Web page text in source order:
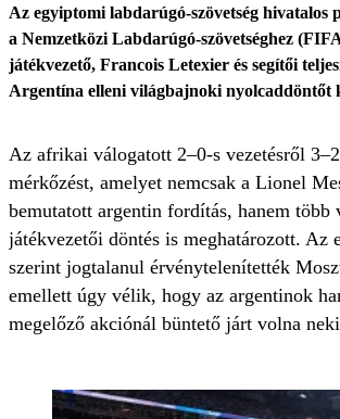
Az egyiptomi labdarúgó-szövetség hivatalos
a Nemzetközi Labdarúgó-szövetséghez
játékvezető, Francois Letexier és segítői
Argentína elleni világbajnoki nyolcaddöntőt
Az afrikai válogatott 2–0-s vezetésről
mérkőzést, amelyet nemcsak a Lionel
bemutatott argentin fordítás, hanem több
játékvezetői döntés is meghatározott. Az
szerint jogtalanul érvénytelenítették
emellett úgy vélik, hogy az argentinok
megelőző akciónál büntető járt volna